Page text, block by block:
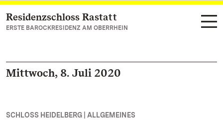
Zum Hauptinhalt springen
Residenzschloss Rastatt
ERSTE BAROCKRESIDENZ AM OBERRHEIN
Mittwoch, 8. Juli 2020
SCHLOSS HEIDELBERG | ALLGEMEINES